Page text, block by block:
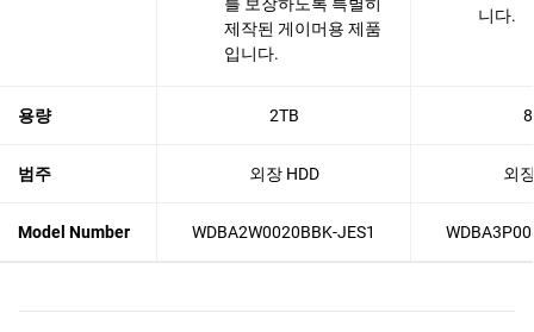
제작된 게이머용 제품
입니다.
니다.
용량 2TB
범주 외장 HDD 외
Model Number WDBA2W0020BBK-JES1